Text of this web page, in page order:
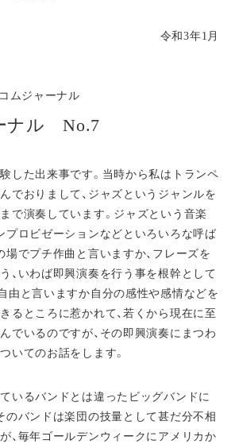
令和3年1月
ムジャーナル
ナル No.7
した出来事です。当時から私はトランペ
でおりまして、ジャズというジャンルを
で演奏しています。ジャズという音楽
プロビゼーションなどといろいろな呼ば
場でプチ作曲と言いますか、フレーズを
、いわば即興演奏を行う事を根幹として
由と言いますか自分の感性や感情などを
るところに惹かれて、若くから現在に至
でいるのですが、その即興演奏にまつわ
いてのお話をします。
いるバンドとは違ったビッグバンドに
のバンドは楽団の技量として甚だ分不相
、毎年ゴールデンウィークにアメリカか